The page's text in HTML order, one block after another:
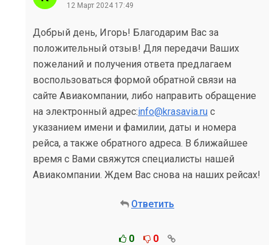
12 Март 2024 17:49
Добрый день, Игорь! Благодарим Вас за
положительный отзыв! Для передачи Ваших
пожеланий и получения ответа предлагаем
воспользоваться формой обратной связи на
сайте Авиакомпании, либо направить обращение
на электронный адрес:info@krasavia.ru с
указанием имени и фамилии, даты и номера
рейса, а также обратного адреса. В ближайшее
время с Вами свяжутся специалисты нашей
Авиакомпании. Ждем Вас снова на наших рейсах!
Ответить
0 0